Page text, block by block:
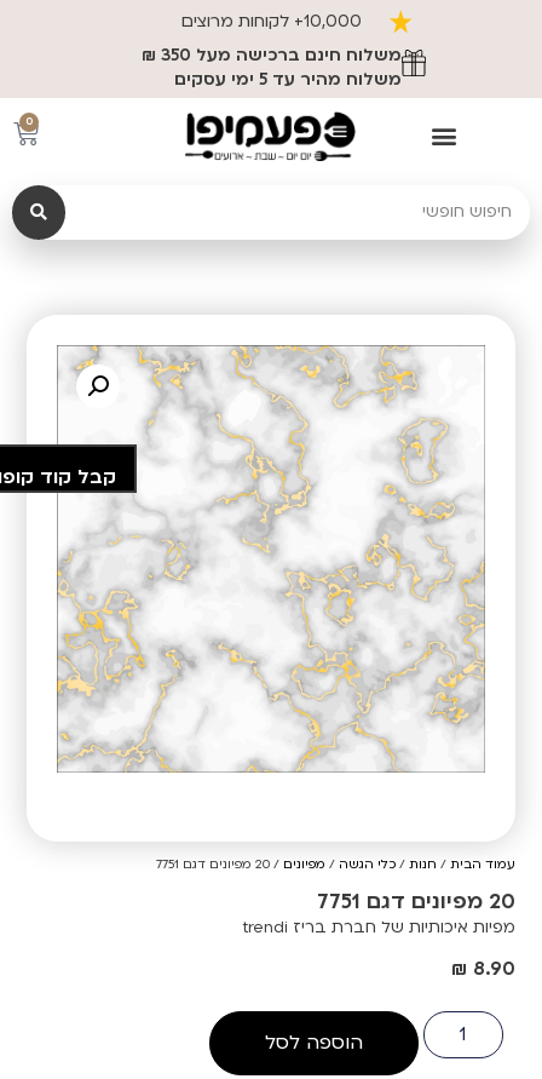
10,000+ לקוחות מרוצים
משלוח חינם ברכישה מעל 350 ₪
משלוח מהיר עד 5 ימי עסקים
0
עמוד הבית / חנות /כלי הגשה / מפיונים / 20 מפיונים דגם 7751
20 מפיונים דגם 7751
מפיות איכותיות של חברת בריז trendi
₪ 8.90
הוספה לסל
קבל קוד